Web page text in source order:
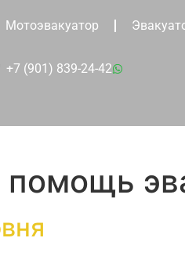
Мотоэвакуатор
+7 (901) 839-24-42
помощь